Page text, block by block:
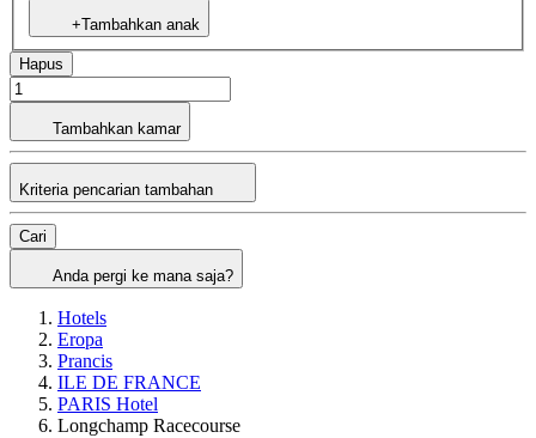
+Tambahkan anak
Hapus
Tambahkan kamar
Kriteria pencarian tambahan
Cari
Anda pergi ke mana saja?
Hotels
Eropa
Prancis
ILE DE FRANCE
PARIS Hotel
Longchamp Racecourse